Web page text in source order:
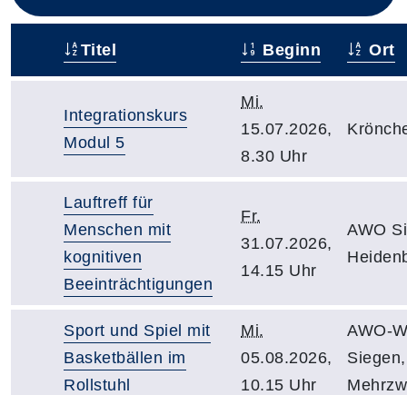
Titel Beginn Ort
Integrationskurs
Modul 5
Mi.
15.07.2026,
8.30 Uhr
Lauftreff für
Menschen mit
kognitiven
Beeinträchtigungen
Fr.
31.07.2026,
14.15 Uhr
AWO
Sport und Spiel mit
Basketbällen im
Rollstuhl
Mi.
05.08.2026,
10.15 Uhr
AWO-
Siegen,